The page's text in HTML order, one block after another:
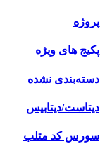
پروژه
پکیج های ویژه
دسته‌بندی نشده
دیتاست/دیتابیس
سورس کد متلب